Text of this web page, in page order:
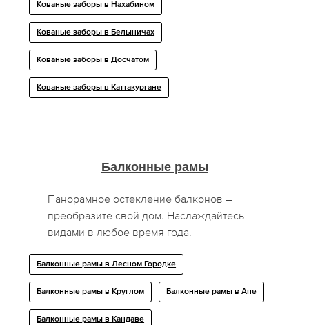
Кованые заборы в Нахабином
Кованые заборы в Белыничах
Кованые заборы в Досчатом
Кованые заборы в Каттакургане
Балконные рамы
Панорамное остекление балконов –
преобразите свой дом. Наслаждайтесь
видами в любое время года.
Балконные рамы в Лесном Городке
Балконные рамы в Круглом Балконные рамы в Апе
Балконные рамы в Кандаве